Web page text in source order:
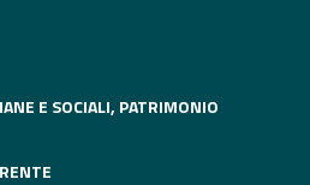
E SOCIALI, PATRIMONIO